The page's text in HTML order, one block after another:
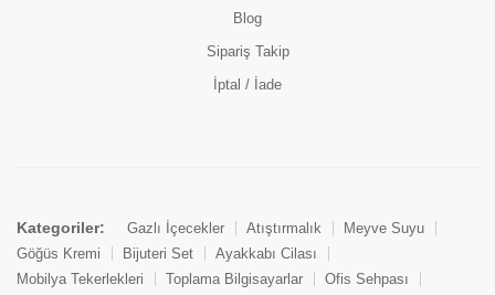
Blog
Sipariş Takip
İptal / İade
Kategoriler: Gazlı İçecekler Atıştırmalık
Meyve Suyu
Göğüs Kremi
Bijuteri Set
Ayakkabı Cilası
Mobilya Tekerlekleri
Toplama Bilgisayarlar
Ofis Sehpası